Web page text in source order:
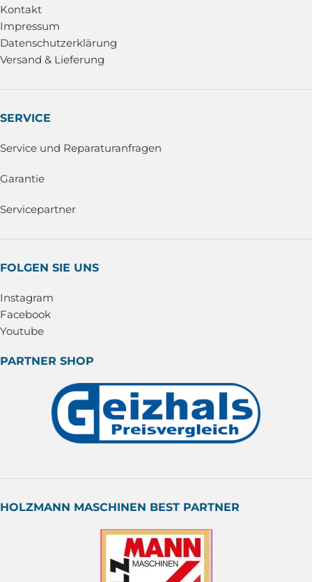
Kontakt
Impressum
Datenschutzerklärung
Versand & Lieferung
SERVICE
Service und Reparaturanfragen
Garantie
Servicepartner
FOLGEN SIE UNS
Instagram
Facebook
Youtube
PARTNER SHOP
HOLZMANN MASCHINEN BEST PARTNER